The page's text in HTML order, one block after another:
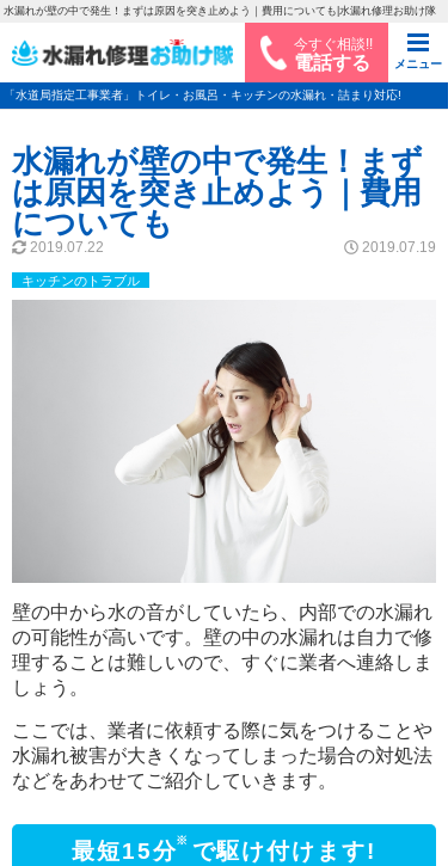
水漏れが壁の中で発生！まずは原因を突き止めよう｜費用についても|水漏れ修理お助け隊
今すぐ相談!!
電話する メニュー
「水道局指定工事業者」トイレ・お風呂・キッチンの水漏れ・詰まり対応!
水漏れが壁の中で発生！まず
は原因を突き止めよう｜費用
についても
2019.07.22 2019.07.19
キッチンのトラブル
壁の中から水の音がしていたら、内部での水漏れ
の可能性が高いです。壁の中の水漏れは自力で修
理することは難しいので、すぐに業者へ連絡しま
しょう。
ここでは、業者に依頼する際に気をつけることや
水漏れ被害が大きくなってしまった場合の対処法
などをあわせてご紹介していきます。
最短15分※ で駆け付けます!